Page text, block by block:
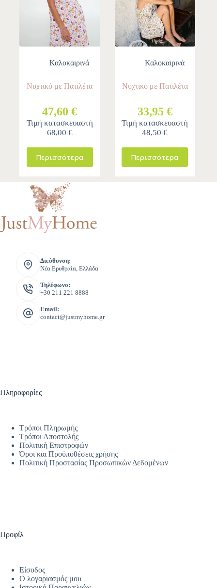
Καλοκαιρινά
Νυχτικό με Πατιλέτα
47,60 €
Τιμή κατασκευαστή
68,00 €
Περισσότερα
Καλοκαιρινά
Νυχτικό με Πατιλέτα
33,95 €
Τιμή κατασκευαστή
48,50 €
Περισσότερα
Διεύθυνση:
Νέα Ερυθραία, Ελλάδα
Τηλέφωνο:
+30 211 221 8888
Email:
contact@justmyhome.gr
Πληροφορίες
Τρόποι Πληρωμής
Τρόποι Αποστολής
Πολιτική Επιστροφών
Όροι και Προϋποθέσεις χρήσης
Πολιτική Προστασίας Προσωπικών Δεδομένων
Προφίλ
Είσοδος
Ο λογαριασμός μου